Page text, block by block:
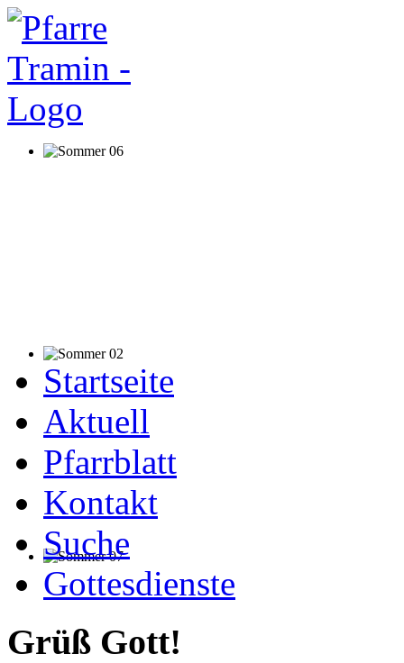
Startseite
Aktuell
Pfarrblatt
Kontakt
Suche
Gottesdienste
Grüß Gott!